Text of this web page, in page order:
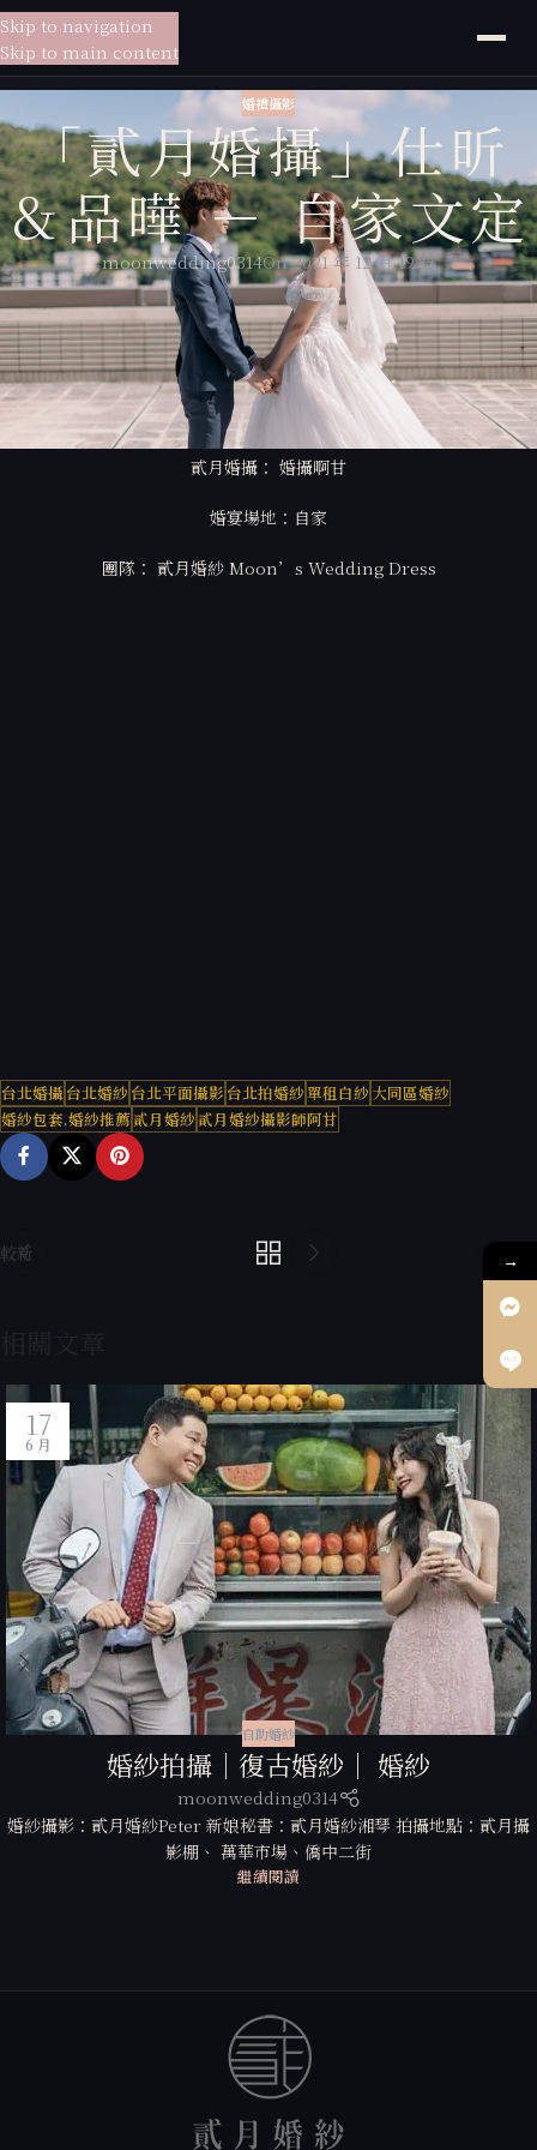
貳月婚紗
Skip to navigation
Skip to main content
婚禮攝影
「貳月婚攝」仕昕
＆品曄 － 自家文定
moonwedding0314On 2021 年 12 月 19 日
貳月婚紗給你一站式的服務，
從婚紗拍攝到宴客現場，為你量身訂製專屬於你的婚紗包套，
貳月婚紗擁有專業的新秘老師、婚禮攝影師，放心交給貳月婚紗讓你一站
搞定所有婚禮大小事。
貳月婚攝： 婚攝啊甘
婚宴場地：自家
團隊： 貳月婚紗 Moon’s Wedding Dress
台北婚攝台北婚紗 台北平面攝影 台北拍婚紗單租白紗 大同區婚紗
婚紗包套.婚紗推薦貳月婚紗貳月婚紗攝影師阿甘
較新
17
6 月
自助婚紗
婚紗拍攝｜復古婚紗｜ 婚紗
moonwedding0314
婚紗攝影：貳月婚紗Peter 新娘秘書：貳月婚紗湘琴 拍攝地點：貳月攝
影棚、 萬華市場、僑中二街
繼續閱讀
→